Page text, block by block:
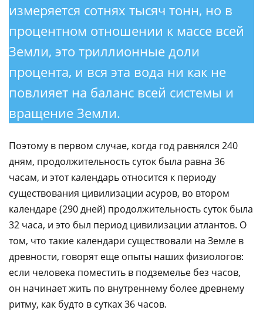
измеряется сотнях тысяч тонн, но в
процентном отношении к массе всей
Земли, это триллионные доли
процента, и вся эта вода ни как не
повлияет на баланс всей системы и
вращение Земли.
Поэтому в первом случае, когда год равнялся 240
дням, продолжительность суток была равна 36
часам, и этот календарь относится к периоду
существования цивилизации асуров, во втором
календаре (290 дней) продолжительность суток была
32 часа, и это был период цивилизации атлантов. О
том, что такие календари существовали на Земле в
древности, говорят еще опыты наших физиологов:
если человека поместить в подземелье без часов,
он начинает жить по внутреннему более древнему
ритму, как будто в сутках 36 часов.